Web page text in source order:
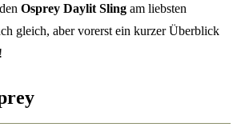
Osprey Daylit Sling am liebsten
gleich, aber vorerst ein kurzer Überblick